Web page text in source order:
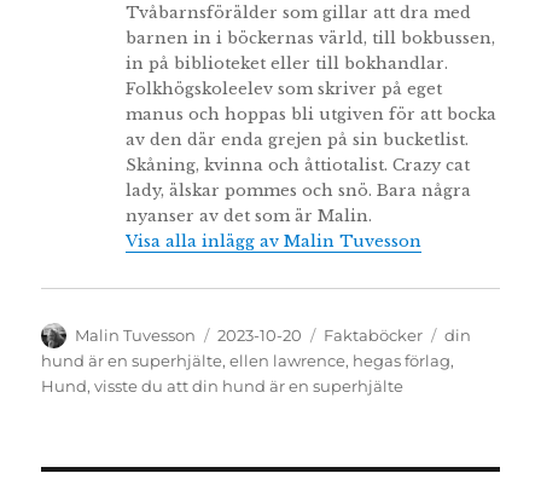
Tvåbarnsförälder som gillar att dra med
barnen in i böckernas värld, till bokbussen,
in på biblioteket eller till bokhandlar.
Folkhögskoleelev som skriver på eget
manus och hoppas bli utgiven för att bocka
av den där enda grejen på sin bucketlist.
Skåning, kvinna och åttiotalist. Crazy cat
lady, älskar pommes och snö. Bara några
nyanser av det som är Malin.
Visa alla inlägg av Malin Tuvesson
Författare
Malin Tuvesson
Publicerat
den
2023-10-20 Kategorier
Faktaböcker Etiketter
din
hund är en superhjälte,ellen lawrence, hegas förlag,
Hund,visste du att din hund är en superhjälte